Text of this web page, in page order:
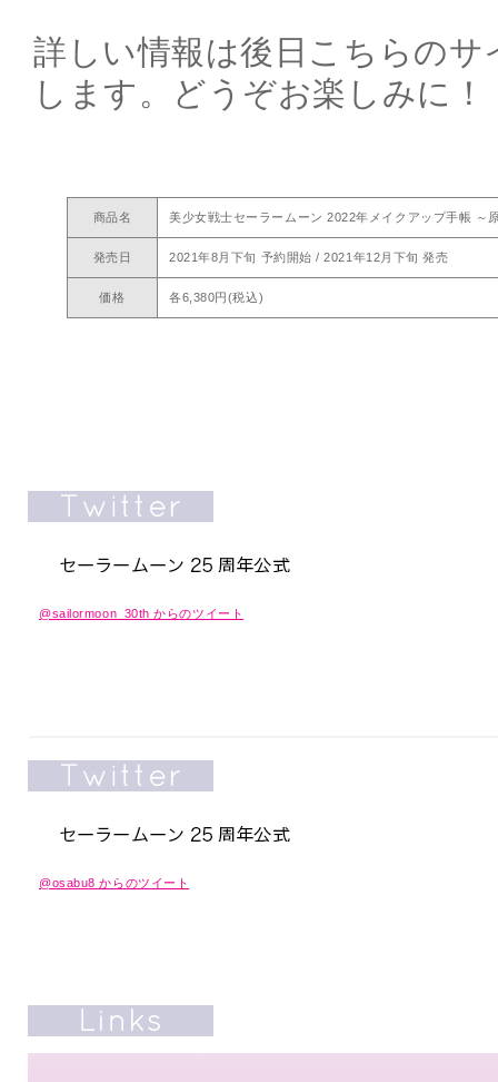
詳しい情報は後日こちらの
します。どうぞお楽しみに！
商品名 美少女戦士セーラームーン 2022年メイクアップ手帳 ～
発売日 2021年8月下旬 予約開始 / 2021年12月下旬 発売
価格 各6,380円(税込)
@sailormoon_30th からのツイート
@osabu8 からのツイート